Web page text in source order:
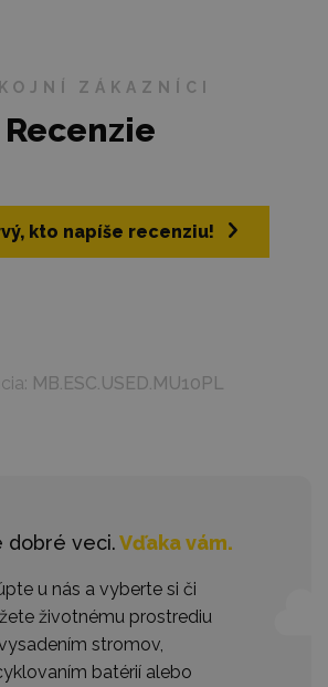
ZÁKAZNÍCI
Recenzie
kto napíše recenziu!
MB.ESC.USED.MU10PL
dobré veci.Vďaka vám.
u nás a vyberte si či
životnému prostrediu
stromov,
batérií alebo